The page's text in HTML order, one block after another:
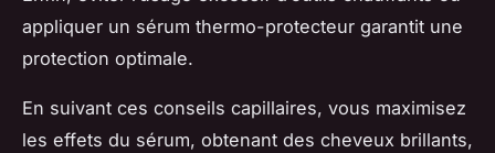
appliquer un sérum thermo-protecteur garantit une
protection optimale.
En suivant ces conseils capillaires, vous maximisez
les effets du sérum, obtenant des cheveux brillants,